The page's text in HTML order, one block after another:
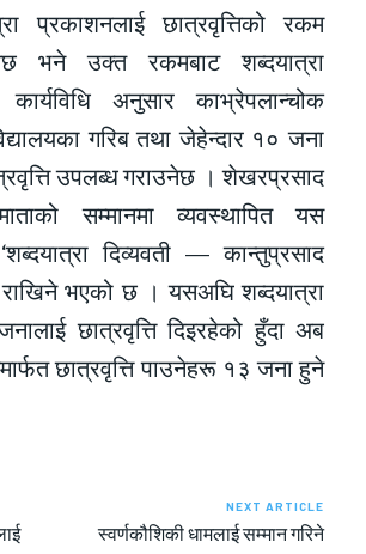
प्रकाशनलाई छात्रवृत्तिको रकम
भने उक्त रकमबाट शब्दयात्रा
अनुसार काभ्रेपलान्चोक
गरिब तथा जेहेन्दार १० जना
उपलब्ध गराउनेछ । शेखरप्रसाद
सम्मानमा व्यवस्थापित यस
दिव्यवती — कान्तुप्रसाद
राखिने भएको छ । यसअघि शब्दयात्रा
छात्रवृत्ति दिइरहेको हुँदा अब
छात्रवृत्ति पाउनेहरू १३ जना हुने
NEXT ARTICLE
स्वर्णकौशिकी धामलाई सम्मान गरिने